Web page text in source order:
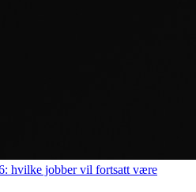
hvilke jobber vil fortsatt være